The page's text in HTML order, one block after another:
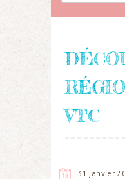
VTC
31 janvier